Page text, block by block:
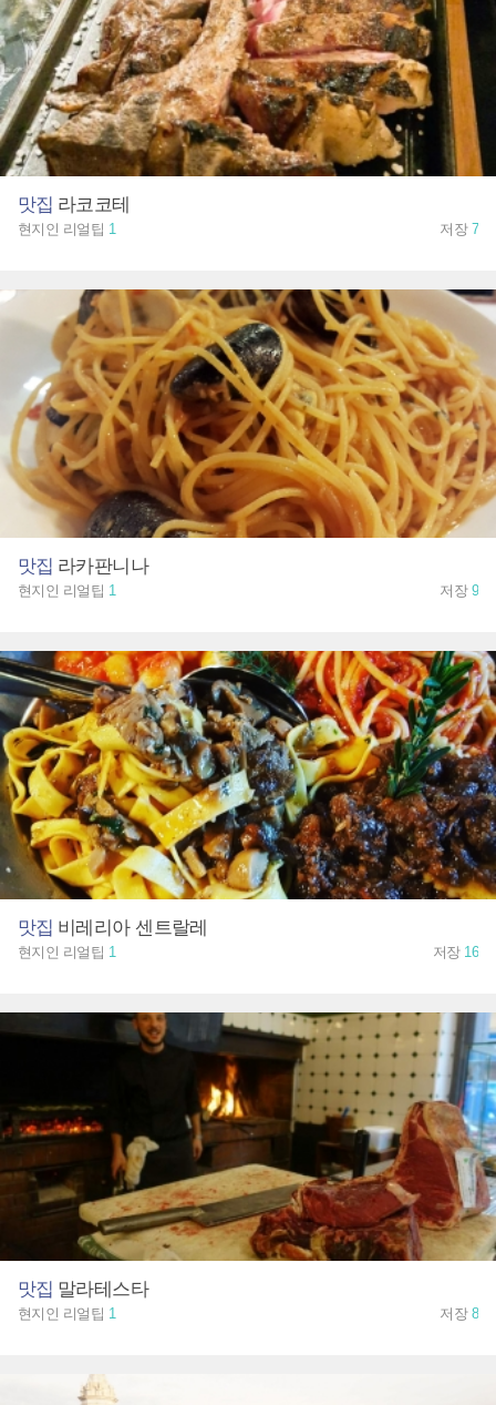
맛집 라코코테
현지인 리얼팁 1 저장 7
맛집 라카판니나
현지인 리얼팁 1 저장 9
맛집 비레리아 센트랄레
현지인 리얼팁 1 저장 16
맛집 말라테스타
현지인 리얼팁 1 저장 8